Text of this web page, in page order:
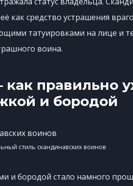
как средство устрашения
татуировками на лице и
воина.
правильно
и бородой
стиль скандинавских воинов
и бородой стало намного